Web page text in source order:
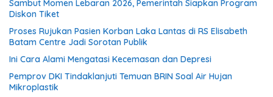
Sambut Momen Lebaran 2026, Pemerintah Siapkan Program
Diskon Tiket
Proses Rujukan Pasien Korban Laka Lantas di RS Elisabeth
Batam Centre Jadi Sorotan Publik
Ini Cara Alami Mengatasi Kecemasan dan Depresi
Pemprov DKI Tindaklanjuti Temuan BRIN Soal Air Hujan
Mikroplastik